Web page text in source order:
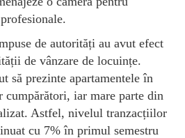
de autorități au avut efect
de vânzare de locuințe.
să prezinte apartamentele în
iar mare parte din
Astfel, nivelul tranzacțiilor
cu 7% în primul semestru